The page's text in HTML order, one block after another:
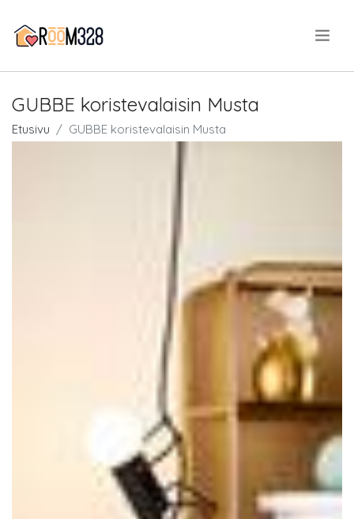
GUBBE koristevalaisin Musta
Etusivu GUBBE koristevalaisin Musta